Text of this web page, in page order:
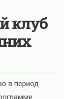
клуб
в период